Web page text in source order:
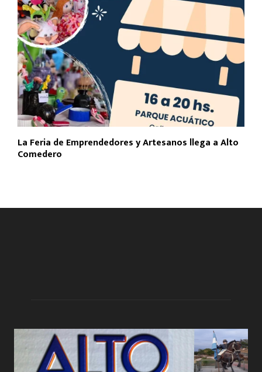
La Feria de Emprendedores y Artesanos llega a Alto
Comedero